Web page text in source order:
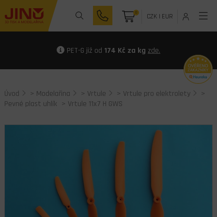
0 CZK| EUR
PET-G již od 174 Kč za kg zde.
Úvod > Modelařina > Vrtule > Vrtule pro elektrolety
>
Pevné plast uhlík > Vrtule 11x7 H GWS